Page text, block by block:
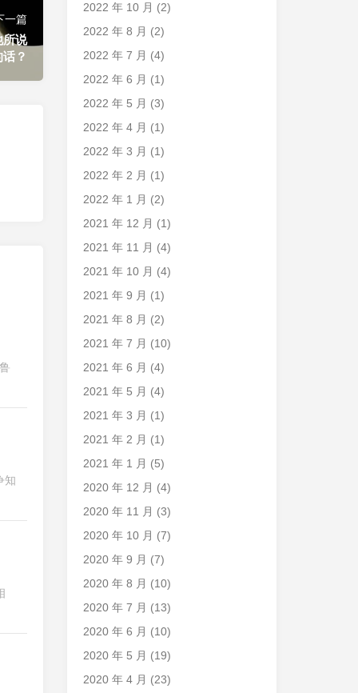
一篇
所说
？
知
2022 年 10 月 (2)
2022 年 8 月 (2)
2022 年 7 月 (4)
2022 年 6 月 (1)
2022 年 5 月 (3)
2022 年 4 月 (1)
2022 年 3 月 (1)
2022 年 2 月 (1)
2022 年 1 月 (2)
2021 年 12 月 (1)
2021 年 11 月 (4)
2021 年 10 月 (4)
2021 年 9 月 (1)
2021 年 8 月 (2)
2021 年 7 月 (10)
2021 年 6 月 (4)
2021 年 5 月 (4)
2021 年 3 月 (1)
2021 年 2 月 (1)
2021 年 1 月 (5)
2020 年 12 月 (4)
2020 年 11 月 (3)
2020 年 10 月 (7)
2020 年 9 月 (7)
2020 年 8 月 (10)
2020 年 7 月 (13)
2020 年 6 月 (10)
2020 年 5 月 (19)
2020 年 4 月 (23)